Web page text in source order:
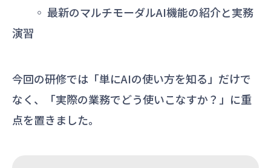
◦ 最新のマルチモーダルAI機能の紹介と実務
演習
今回の研修では「単にAIの使い方を知る」だけで
なく、「実際の業務でどう使いこなすか？」に重
点を置きました。